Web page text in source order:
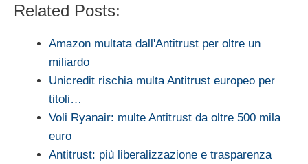
Related Posts:
Amazon multata dall'Antitrust per oltre un
miliardo
Unicredit rischia multa Antitrust europeo per
titoli…
Voli Ryanair: multe Antitrust da oltre 500 mila
euro
Antitrust: più liberalizzazione e trasparenza